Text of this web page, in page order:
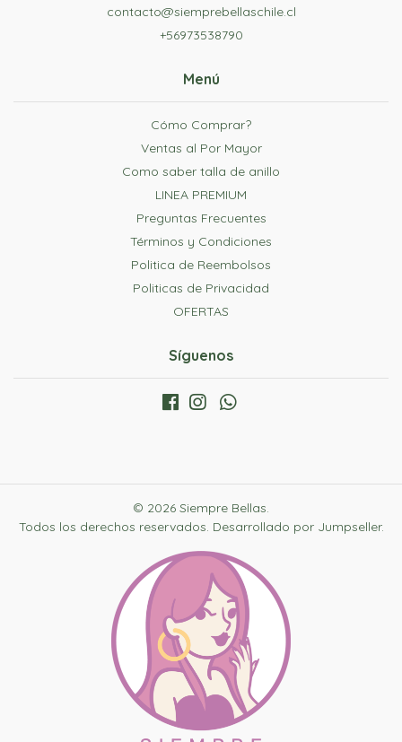
contacto@siemprebellaschile.cl
+56973538790
Menú
Cómo Comprar?
Ventas al Por Mayor
Como saber talla de anillo
LINEA PREMIUM
Preguntas Frecuentes
Términos y Condiciones
Politica de Reembolsos
Politicas de Privacidad
OFERTAS
Síguenos
© 2026 Siempre Bellas.
Todos los derechos reservados. Desarrollado por Jumpseller.